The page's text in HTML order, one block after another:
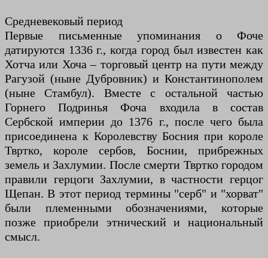
Средневековый период
Первые письменные упоминания о Фоче
датируются 1336 г., когда город был известен как
Хотча или Хоча – торговый центр на пути между
Рагузой (ныне Дубровник) и Константинополем
(ныне Стамбул). Вместе с остальной частью
Горнего Подринья Фоча входила в состав
Сербской империи до 1376 г., после чего была
присоединена к Королевству Босния при короле
Твртко, короле сербов, Боснии, прибрежных
земель и Захлумии. После смерти Твртко городом
правили герцоги Захлумии, в частности герцог
Щепан. В этот период термины "серб" и "хорват"
были племенными обозначениями, которые
позже приобрели этнический и национальный
смысл.